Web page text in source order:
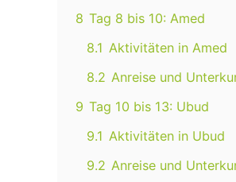
8 Tag 8 bis 10: Amed
8.1 Aktivitäten in Amed
8.2 Anreise und
9 Tag 10 bis 13: Ubud
9.1 Aktivitäten in Ubud
9.2 Anreise und